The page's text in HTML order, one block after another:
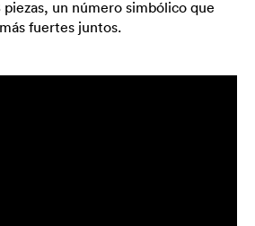
un número simbólico que
fuertes juntos.